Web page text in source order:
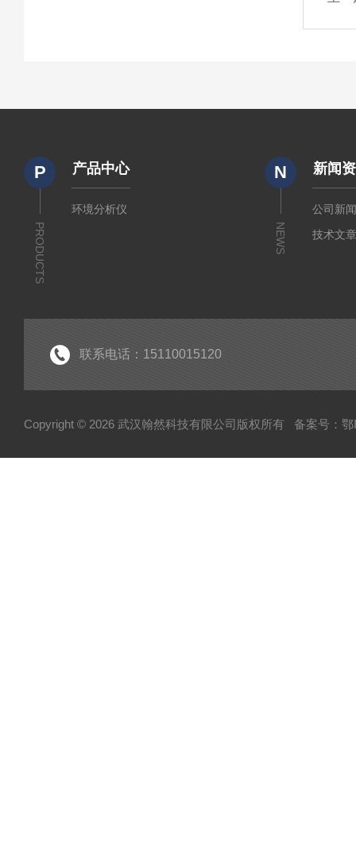
P
PRODUCTS
产品中心
环境分析仪
N
NEWS
新闻
公司新
技术文
联系电话：15110015120
Copyright © 2026 武汉翰然科技有限公司版权所有 备案号：